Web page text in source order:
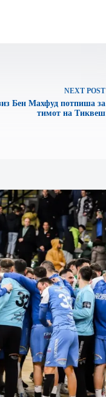
NEXT POST
Бен Махфуд потпиша за
тимот на Тиквеш